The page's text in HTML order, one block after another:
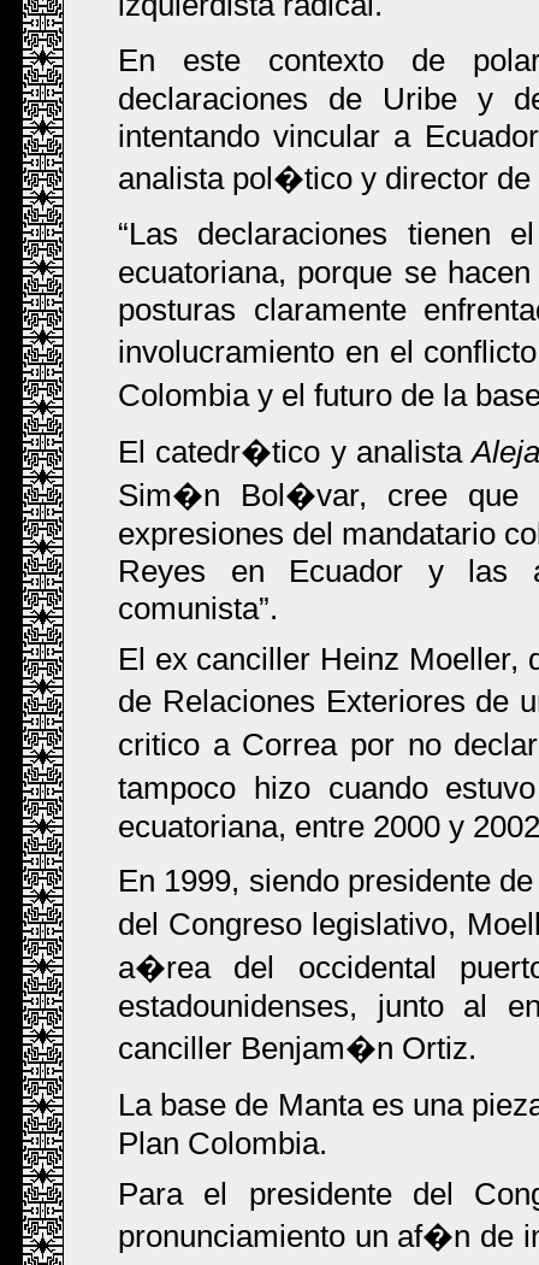
En este contexto de
declaraciones de Uribe y
intentando vincular a
analista pol�tico y director de
Las declaraciones tienen
ecuatoriana, porque se
posturas claramente
involucramiento en el
Colombia y el futuro de la
El catedr�tico y analista
Sim�n Bol�var, cree que
expresiones del mandatario
Reyes en Ecuador y las
comunista .
El ex canciller Heinz Moeller,
de Relaciones Exteriores de
critico a Correa por no
tampoco hizo cuando
ecuatoriana, entre 2000 y
En 1999, siendo presidente
del Congreso legislativo,
a�rea del occidental
estadounidenses, junto al
canciller Benjam�n Ortiz.
La base de Manta es una
Plan Colombia.
Para el presidente del
pronunciamiento un af�n de